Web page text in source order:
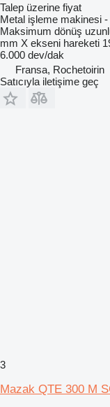
Talep üzerine fiyat
Metal işleme makinesi -
Maksimum dönüş
mm X ekseni hareketi
6.000 dev/dak
Fransa, Rochetoirin
Satıcıyla iletişime geç
3
Mazak QTE 300 M